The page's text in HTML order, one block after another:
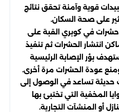
قوية وآمنة تحقق نتائج
على صحة السكان.
في كوبري القبة على
انتشار الحشرات ثم تنفيذ
بؤر الإصابة الرئيسية
عودة الحشرات مرة أخرى.
حديثة تساعد في الوصول إلى
المخفية التي تختبئ بها
أو المنشآت التجارية.